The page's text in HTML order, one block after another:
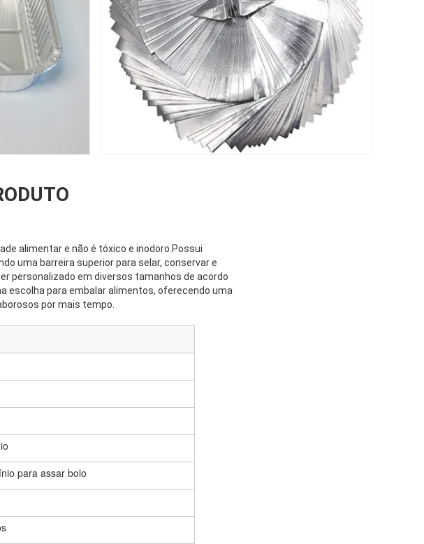
alimentar e não é tóxico e inodoro.Possui
uma barreira superior para selar, conservar e
personalizado em diversos tamanhos de acordo
escolha para embalar alimentos, oferecendo uma
por mais tempo.
para assar bolo